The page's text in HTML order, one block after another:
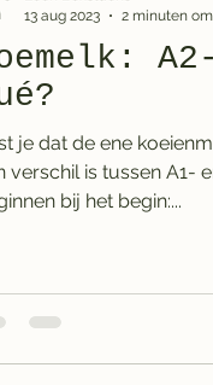
je dat de ene
verschil is tussen A1- en A2-
bij het begin:...
13 aug 2023
2 minuten